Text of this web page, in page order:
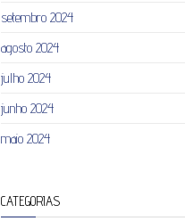
setembro 2024
agosto 2024
julho 2024
junho 2024
maio 2024
CATEGORIAS